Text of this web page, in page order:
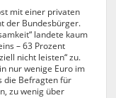
mit einer privaten
der Bundesbürger.
landete kaum
– 63 Prozent
nicht leisten“ zu.
nur wenige Euro im
die Befragten für
zu wenig über